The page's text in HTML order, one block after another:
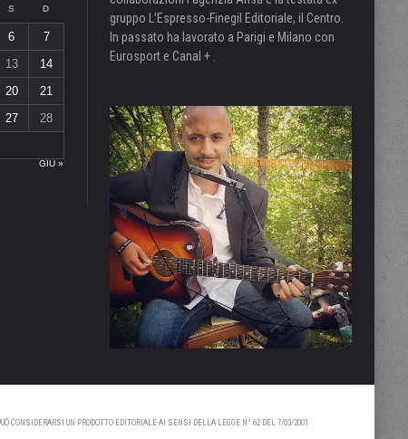
S D
GIU »
6
7
13
14
20
21
27
28
gruppo L’Espresso-Finegil Editoriale, il Centro.
In passato ha lavorato a Parigi e Milano con
Eurosport e Canal + .
CONSIDERARSI UN PRODOTTO EDITORIALE AI SENSI DELLA LEGGE N° 62 DEL 7/03/2001